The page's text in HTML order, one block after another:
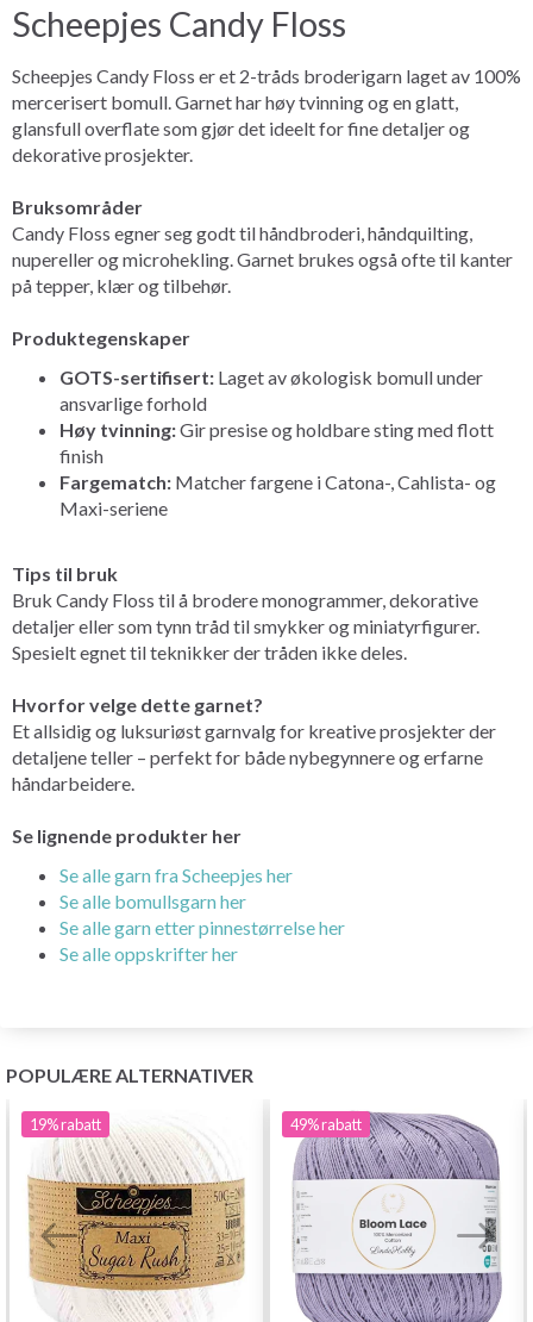
Scheepjes Candy Floss
Scheepjes Candy Floss er et 2-tråds broderigarn laget av 100%
mercerisert bomull. Garnet har høy tvinning og en glatt,
glansfull overflate som gjør det ideelt for fine detaljer og
dekorative prosjekter.
Bruksområder
Candy Floss egner seg godt til håndbroderi, håndquilting,
nupereller og microhekling. Garnet brukes også ofte til kanter
på tepper, klær og tilbehør.
Produktegenskaper
GOTS-sertifisert: Laget av økologisk bomull under
ansvarlige forhold
Høy tvinning:Gir presise og holdbare sting med flott
finish
Fargematch: Matcher fargene i Catona-, Cahlista- og
Maxi-seriene
Tips til bruk
Bruk Candy Floss til å brodere monogrammer, dekorative
detaljer eller som tynn tråd til smykker og miniatyrfigurer.
Spesielt egnet til teknikker der tråden ikke deles.
Hvorfor velge dette garnet?
Et allsidig og luksuriøst garnvalg for kreative prosjekter der
detaljene teller – perfekt for både nybegynnere og erfarne
håndarbeidere.
Se lignende produkter her
Se alle garn fra Scheepjes her
Se alle bomullsgarn her
Se alle garn etter pinnestørrelse her
Se alle oppskrifter her
POPULÆRE ALTERNATIVER
19%rabatt 49%rabatt